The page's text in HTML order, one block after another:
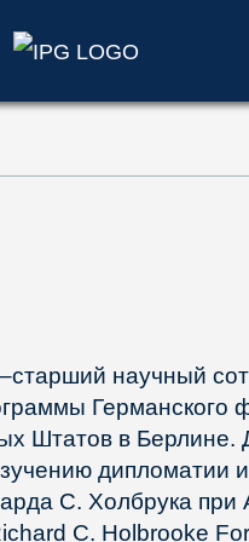
научный
Германского
Штатов в Берлине.
дипломатии
С. Холбрука при
C. Holbrooke